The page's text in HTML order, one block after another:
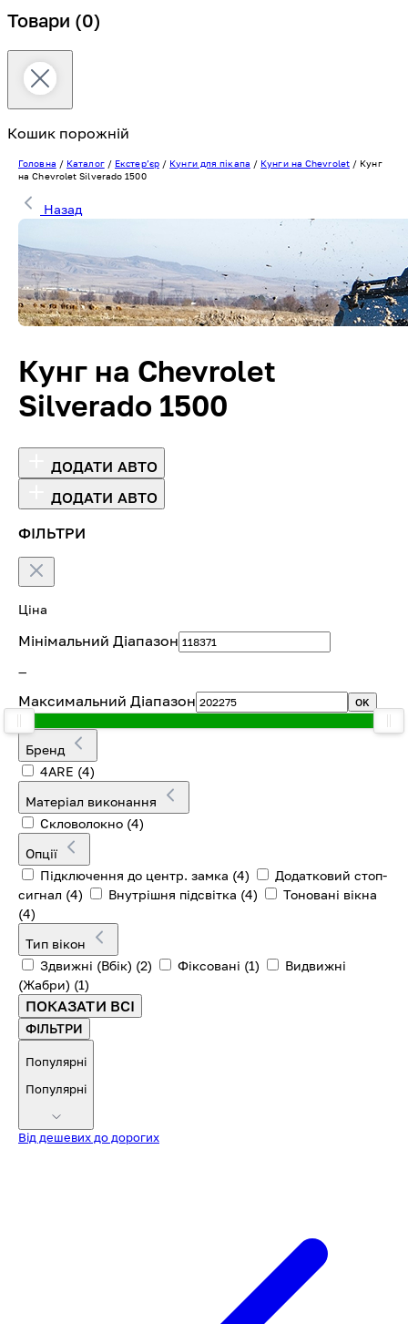
Товари (0)
Кошик порожній
Головна / Каталог/ Екстерʼєр/ Кунги для пікапа / Кунги на Chevrolet/ Кунг
на Chevrolet Silverado 1500
Назад
Кунг на Chevrolet
Silverado 1500
ДОДАТИ АВТО
ДОДАТИ АВТО
ФІЛЬТРИ
Ціна
Мінімальний Діапазон
—
Максимальний Діапазон OK
Бренд
4ARE (4)
Матеріал виконання
Скловолокно (4)
Опції
Підключення до центр. замка (4)
Додатковий стоп-
сигнал (4) Внутрішня підсвітка (4)
Тоновані вікна
(4)
Тип вікон
Здвижні (Вбік) (2) Фіксовані (1)
Видвижні
(Жабри) (1)
ПОКАЗАТИ ВСІ
ФІЛЬТРИ
Популярні
Популярні
Від дешевих до дорогих